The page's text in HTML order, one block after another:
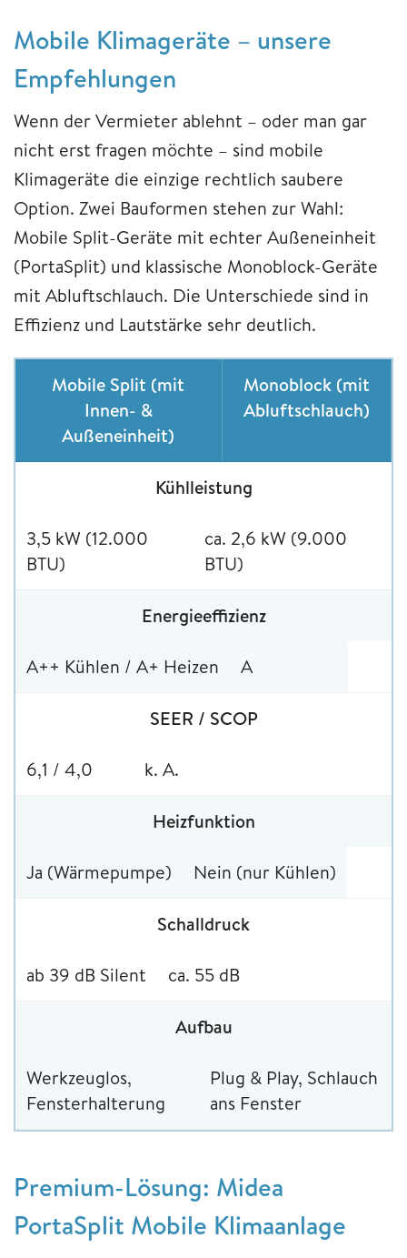
Mobile Klimageräte – unsere
Empfehlungen
Wenn der Vermieter ablehnt – oder man gar
nicht erst fragen möchte – sind mobile
Klimageräte die einzige rechtlich saubere
Option. Zwei Bauformen stehen zur Wahl:
Mobile Split-Geräte mit echter Außeneinheit
(PortaSplit) und klassische Monoblock-Geräte
mit Abluftschlauch. Die Unterschiede sind in
Effizienz und Lautstärke sehr deutlich.
Mobile Split (mit
Innen- &
Außeneinheit)
Monoblock (mit
Abluftschlauch)
Kühlleistung
3,5 kW (12.000
BTU)
ca. 2,6 kW (9.000
BTU)
Energieeffizienz
A++ Kühlen / A+ Heizen A
SEER / SCOP
6,1 / 4,0 k. A.
Heizfunktion
Ja (Wärmepumpe) Nein (nur Kühlen)
Schalldruck
ab 39 dB Silent ca. 55 dB
Aufbau
Werkzeuglos,
Fensterhalterung
Plug & Play, Schlauch
ans Fenster
Premium-Lösung: Midea
PortaSplit Mobile Klimaanlage